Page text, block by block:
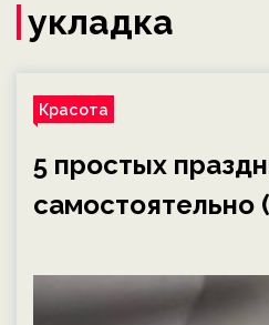
укладка
Красота
5 простых
самостоятельно